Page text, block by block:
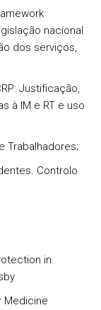
nacional
dos serviços,
Justificação,
à IM e RT e uso
Trabalhadores;
Controlo
in
Medicine